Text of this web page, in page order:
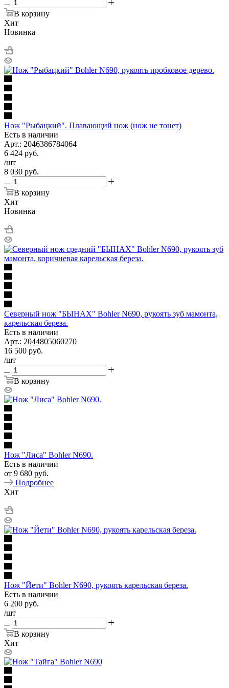
В корзину
Хит
Новинка
Нож "Рыбацкий". Плавающий нож (нож не тонет)
Есть в наличии
Арт.: 2046386784064
6 424 руб.
/шт
8 030 руб.
В корзину
Хит
Новинка
Северный нож "БЫHAХ" Bohler N690, рукоять зуб мамонта,
карельская береза.
Есть в наличии
Арт.: 2044805060270
16 500 руб.
/шт
В корзину
Нож "Лиса" Bohler N690.
Есть в наличии
от 9 680 руб.
Подробнее
Хит
Нож "Йети" Bohler N690, рукоять карельская береза.
Есть в наличии
6 200 руб.
/шт
В корзину
Хит